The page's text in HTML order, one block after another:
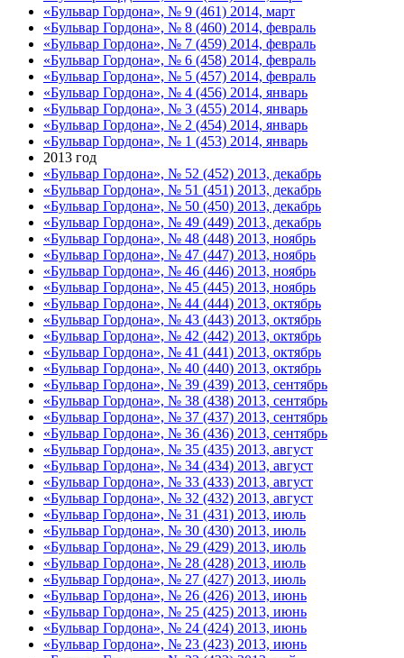
«Бульвар Гордона», № 9 (461) 2014, март
«Бульвар Гордона», № 8 (460) 2014, февраль
«Бульвар Гордона», № 7 (459) 2014, февраль
«Бульвар Гордона», № 6 (458) 2014, февраль
«Бульвар Гордона», № 5 (457) 2014, февраль
«Бульвар Гордона», № 4 (456) 2014, январь
«Бульвар Гордона», № 3 (455) 2014, январь
«Бульвар Гордона», № 2 (454) 2014, январь
«Бульвар Гордона», № 1 (453) 2014, январь
2013 год
«Бульвар Гордона», № 52 (452) 2013, декабрь
«Бульвар Гордона», № 51 (451) 2013, декабрь
«Бульвар Гордона», № 50 (450) 2013, декабрь
«Бульвар Гордона», № 49 (449) 2013, декабрь
«Бульвар Гордона», № 48 (448) 2013, ноябрь
«Бульвар Гордона», № 47 (447) 2013, ноябрь
«Бульвар Гордона», № 46 (446) 2013, ноябрь
«Бульвар Гордона», № 45 (445) 2013, ноябрь
«Бульвар Гордона», № 44 (444) 2013, октябрь
«Бульвар Гордона», № 43 (443) 2013, октябрь
«Бульвар Гордона», № 42 (442) 2013, октябрь
«Бульвар Гордона», № 41 (441) 2013, октябрь
«Бульвар Гордона», № 40 (440) 2013, октябрь
«Бульвар Гордона», № 39 (439) 2013, сентябрь
«Бульвар Гордона», № 38 (438) 2013, сентябрь
«Бульвар Гордона», № 37 (437) 2013, сентябрь
«Бульвар Гордона», № 36 (436) 2013, сентябрь
«Бульвар Гордона», № 35 (435) 2013, август
«Бульвар Гордона», № 34 (434) 2013, август
«Бульвар Гордона», № 33 (433) 2013, август
«Бульвар Гордона», № 32 (432) 2013, август
«Бульвар Гордона», № 31 (431) 2013, июль
«Бульвар Гордона», № 30 (430) 2013, июль
«Бульвар Гордона», № 29 (429) 2013, июль
«Бульвар Гордона», № 28 (428) 2013, июль
«Бульвар Гордона», № 27 (427) 2013, июль
«Бульвар Гордона», № 26 (426) 2013, июнь
«Бульвар Гордона», № 25 (425) 2013, июнь
«Бульвар Гордона», № 24 (424) 2013, июнь
«Бульвар Гордона», № 23 (423) 2013, июнь